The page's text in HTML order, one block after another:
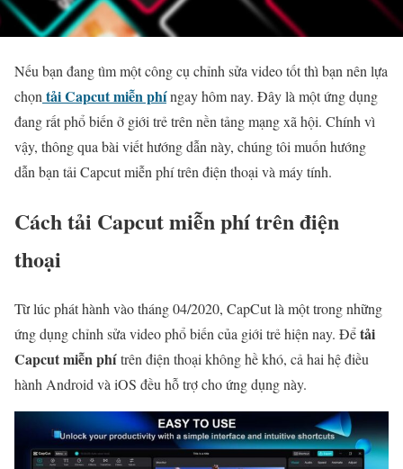
Nếu bạn đang tìm một công cụ chỉnh sửa video tốt thì bạn nên lựa
chọn tải Capcut miễn phíngay hôm nay. Đây là một ứng dụng
đang rất phổ biến ở giới trẻ trên nền tảng mạng xã hội. Chính vì
vậy, thông qua bài viết hướng dẫn này, chúng tôi muốn hướng
dẫn bạn tải Capcut miễn phí trên điện thoại và máy tính.
Cách tải Capcut miễn phí trên điện
thoại
Từ lúc phát hành vào tháng 04/2020, CapCut là một trong những
ứng dụng chỉnh sửa video phổ biến của giới trẻ hiện nay. Đểtải
Capcut miễn phítrên điện thoại không hề khó, cả hai hệ điều
hành Android và iOS đều hỗ trợ cho ứng dụng này.